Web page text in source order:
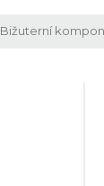
Bižuterní